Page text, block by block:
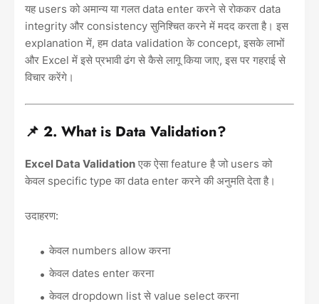
यह users को अमान्य या गलत data enter करने से रोककर data
integrity और consistency सुनिश्चित करने में मदद करता है। इस
explanation में, हम data validation के concept, इसके लाभों
और Excel में इसे प्रभावी ढंग से कैसे लागू किया जाए, इस पर गहराई से
विचार करेंगे।
📌 2. What is Data Validation?
Excel Data Validation एक ऐसा feature है जो users को
केवल specific type का data enter करने की अनुमति देता है।
उदाहरण:
केवल numbers allow करना
केवल dates enter करना
केवल dropdown list से value select करना